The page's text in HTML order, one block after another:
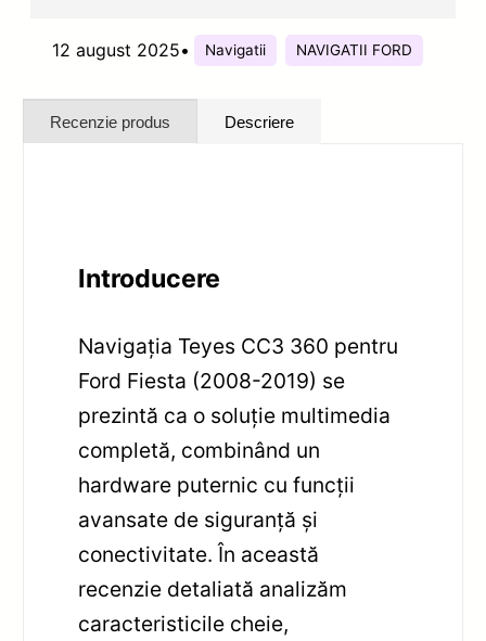
12 august 2025• Navigatii NAVIGATII FORD
Recenzie produs Descriere
Introducere
Navigația Teyes CC3 360 pentru
Ford Fiesta (2008-2019) se
prezintă ca o soluție multimedia
completă, combinând un
hardware puternic cu funcții
avansate de siguranță și
conectivitate. În această
recenzie detaliată analizăm
caracteristicile cheie,